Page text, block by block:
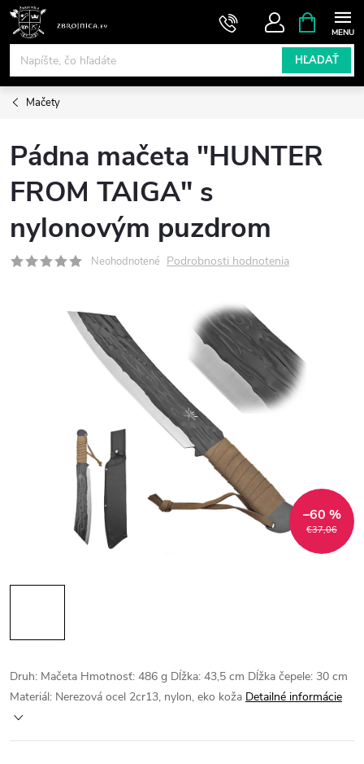
Prejsť
obsah
HĽADAŤ
KOŠÍK
Mačety
Pádna mačeta "HUNTER
FROM TAIGA" s
nylonovým puzdrom
Neohodnotené Podrobnosti hodnotenia
€37,06
–60 %
Druh: Mačeta Hmotnosť: 486 g Dĺžka: 43,5 cm Dĺžka čepele: 30 cm
Materiál: Nerezová ocel 2cr13, nylon, eko koža Detailné informácie